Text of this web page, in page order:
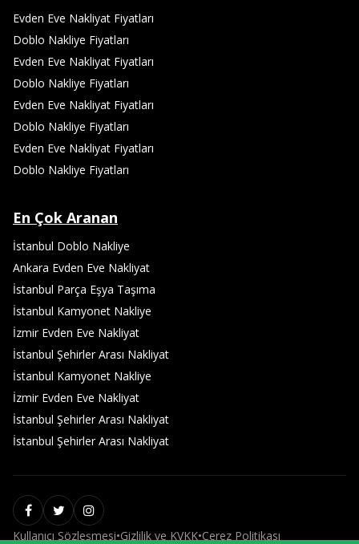
Evden Eve Nakliyat Fiyatları
Doblo Nakliye Fiyatları
Evden Eve Nakliyat Fiyatları
Doblo Nakliye Fiyatları
Evden Eve Nakliyat Fiyatları
Doblo Nakliye Fiyatları
Evden Eve Nakliyat Fiyatları
Doblo Nakliye Fiyatları
En Çok Aranan
İstanbul Doblo Nakliye
Ankara Evden Eve Nakliyat
İstanbul Parça Eşya Taşıma
İstanbul Kamyonet Nakliye
İzmir Evden Eve Nakliyat
İstanbul Şehirler Arası Nakliyat
İstanbul Kamyonet Nakliye
İzmir Evden Eve Nakliyat
İstanbul Şehirler Arası Nakliyat
İstanbul Şehirler Arası Nakliyat
Kullanıcı Sözleşmesi•Gizlilik ve KVKK•Çerez Politikası